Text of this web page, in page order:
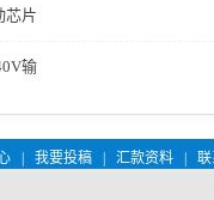
芯片
输
我要投稿 汇款资料